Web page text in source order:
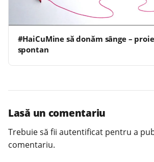
#HaiCuMine să donăm sânge –
spontan
Lasă un comentariu
Trebuie să fii autentificat pentru a
comentariu.